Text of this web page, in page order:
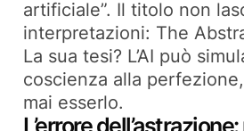
artificiale”. Il titolo non
interpretazioni: The
La sua tesi? L’AI può
coscienza alla
mai esserlo.
L’errore